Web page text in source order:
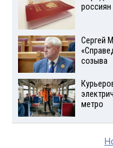
россиян
Сергей
созыва
метро